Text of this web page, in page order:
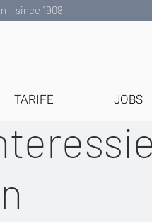
TARIFE JOBS
– since 1908